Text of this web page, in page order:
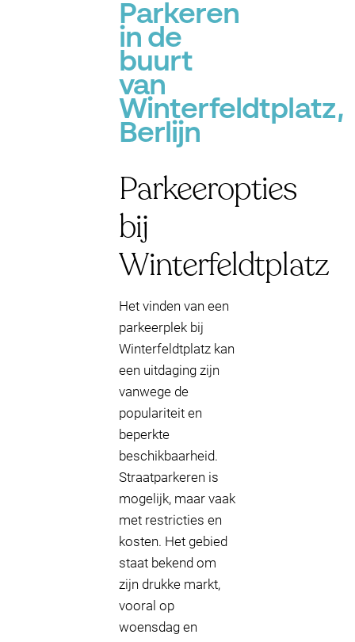
Parkeren
in de
buurt
van
Winterfeldtplatz,
Berlijn
Parkeeropties
bij
Winterfeldtplatz
Het vinden van een
parkeerplek bij
Winterfeldtplatz kan
een uitdaging zijn
vanwege de
populariteit en
beperkte
beschikbaarheid.
Straatparkeren is
mogelijk, maar vaak
met restricties en
kosten. Het gebied
staat bekend om
zijn drukke markt,
vooral op
woensdag en